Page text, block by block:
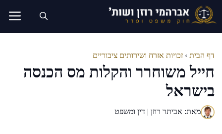
לדלג
לתוכן
דף הבית › זכויות אזרח ושירותים ציבוריים
חייל משוחרר והקלות מס הכנסה
בישראל
מאת: אביתר רוזן | דין ומשפט